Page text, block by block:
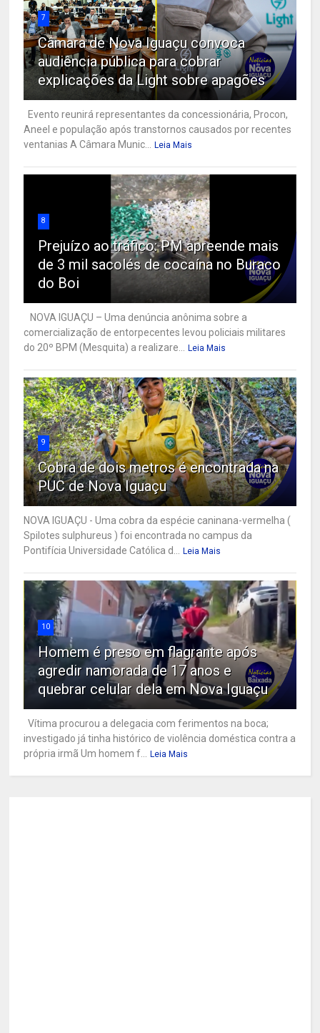
7
Câmara de Nova Iguaçu convoca
audiência pública para cobrar
explicações da Light sobre apagões
Evento reunirá representantes da concessionária, Procon,
Aneel e população após transtornos causados por recentes
ventanias A Câmara Munic...
Leia Mais
8
Prejuízo ao tráfico: PM apreende mais
de 3 mil sacolés de cocaína no Buraco
do Boi
NOVA IGUAÇU – Uma denúncia anônima sobre a
comercialização de entorpecentes levou policiais militares
do 20º BPM (Mesquita) a realizare...
Leia Mais
9
Cobra de dois metros é encontrada na
PUC de Nova Iguaçu
NOVA IGUAÇU - Uma cobra da espécie caninana-vermelha (
Spilotes sulphureus ) foi encontrada no campus da
Pontifícia Universidade Católica d...
Leia Mais
10
Homem é preso em flagrante após
agredir namorada de 17 anos e
quebrar celular dela em Nova Iguaçu
Vítima procurou a delegacia com ferimentos na boca;
investigado já tinha histórico de violência doméstica contra a
própria irmã Um homem f...
Leia Mais